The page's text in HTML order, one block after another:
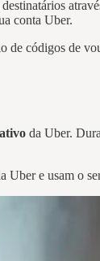
conta Uber.
códigos de
da Uber.
e usam o